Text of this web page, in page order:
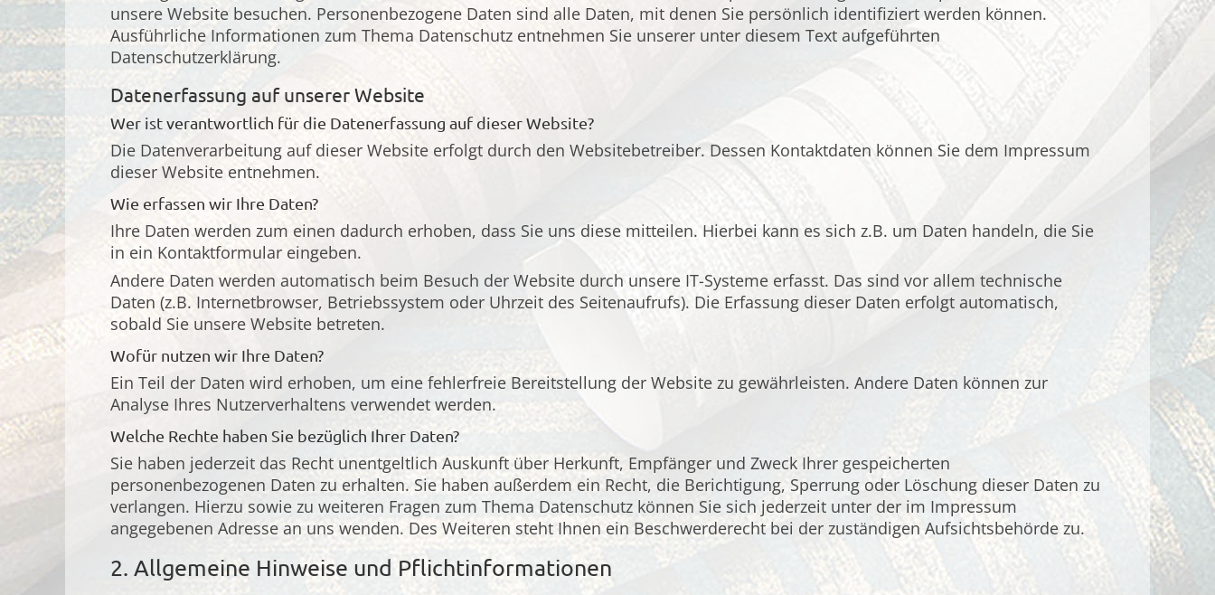
unsere Website besuchen. Personenbezogene Daten sind alle Daten, mit denen Sie persönlich identifiziert werden können.
Ausführliche Informationen zum Thema Datenschutz entnehmen Sie unserer unter diesem Text aufgeführten
Datenschutzerklärung.
Datenerfassung auf unserer Website
Wer ist verantwortlich für die Datenerfassung auf dieser Website?
Die Datenverarbeitung auf dieser Website erfolgt durch den Websitebetreiber. Dessen Kontaktdaten können Sie dem Impressum
dieser Website entnehmen.
Wie erfassen wir Ihre Daten?
Ihre Daten werden zum einen dadurch erhoben, dass Sie uns diese mitteilen. Hierbei kann es sich z.B. um Daten handeln, die Sie
in ein Kontaktformular eingeben.
Andere Daten werden automatisch beim Besuch der Website durch unsere IT-Systeme erfasst. Das sind vor allem technische
Daten (z.B. Internetbrowser, Betriebssystem oder Uhrzeit des Seitenaufrufs). Die Erfassung dieser Daten erfolgt automatisch,
sobald Sie unsere Website betreten.
Wofür nutzen wir Ihre Daten?
Ein Teil der Daten wird erhoben, um eine fehlerfreie Bereitstellung der Website zu gewährleisten. Andere Daten können zur
Analyse Ihres Nutzerverhaltens verwendet werden.
Welche Rechte haben Sie bezüglich Ihrer Daten?
Sie haben jederzeit das Recht unentgeltlich Auskunft über Herkunft, Empfänger und Zweck Ihrer gespeicherten
personenbezogenen Daten zu erhalten. Sie haben außerdem ein Recht, die Berichtigung, Sperrung oder Löschung dieser Daten zu
verlangen. Hierzu sowie zu weiteren Fragen zum Thema Datenschutz können Sie sich jederzeit unter der im Impressum
angegebenen Adresse an uns wenden. Des Weiteren steht Ihnen ein Beschwerderecht bei der zuständigen Aufsichtsbehörde zu.
2. Allgemeine Hinweise und Pflichtinformationen